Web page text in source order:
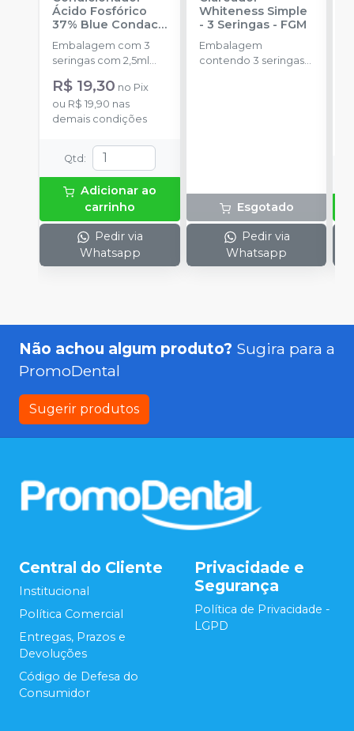
Ácido Fosfórico
37% Blue Condac-
FGM
Embalagem com 3
seringas com 2,5ml
cada uma e 3
ponteiras para
aplicação.
R$ 19,30 no Pix
ou R$ 19,90 nas
demais condições
Qtd :
Adicionar ao
carrinho
Pedir via
Whatsapp
Whiteness Simple
- 3 Seringas- FGM
Embalagem
contendo 3 seringas
Esgotado
Pedir via
Whatsapp
Não achou algum produto? Sugira para a
PromoDental
Sugerir produtos
Central do Cliente
Institucional
Política Comercial
Entregas, Prazos e
Devoluções
Código de Defesa do
Consumidor
Privacidade e
Segurança
Política de Privacidade -
LGPD